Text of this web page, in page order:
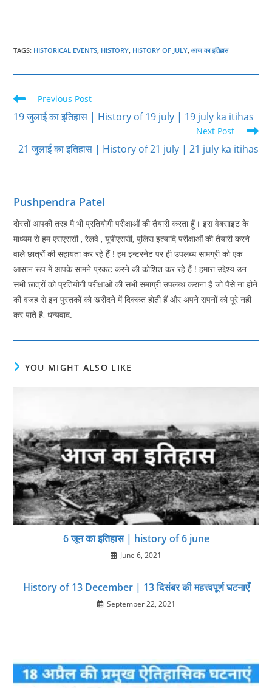
TAGS: HISTORICAL EVENTS, HISTORY, HISTORY OF JULY, आज का इतिहास
Read
articles
Previous Post
19 जुलाई का इतिहास | History of 19 july | 19 july ka itihas
Next Post
21 जुलाई का इतिहास | History of 21 july | 21 july ka itihas
Pushpendra Patel
दोस्तों आपकी तरह मै भी प्रतियोगी परीक्षाओं की तैयारी करता हूँ। इस वेबसाइट के
माध्यम से हम एसएससी , रेलवे , यूपीएससी, पुलिस इत्यादि परीक्षाओं की तैयारी करने
वाले छात्रों की सहायता कर रहे हैं ! हम इन्टरनेट पर ही उपलब्ध सामग्री को एक
आसान रूप में आपके सामने प्रकट करने की कोशिश कर रहे हैं ! हमारा उद्देश्य उन
सभी छात्रों को प्रतियोगी परीक्षाओं की सभी समाग्री उपलब्ध कराना है जो पैसे ना होने
की वजह से इन पुस्तकों को खरीदने में दिक्कत होती हैं और अपने सपनों को पूरे नही
कर पाते है, धन्यवाद.
YOU MIGHT ALSO LIKE
6 जून का इतिहास | history of 6 june
June 6, 2021
History of 13 December | 13 दिसंबर की महत्त्वपूर्ण घटनाएँ
September 22, 2021